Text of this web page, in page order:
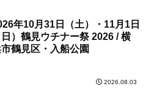
年10月31日（土）・11月1日
日）鶴見ウチナー祭 2026 / 横
鶴見区・入船公園
2026.08.03